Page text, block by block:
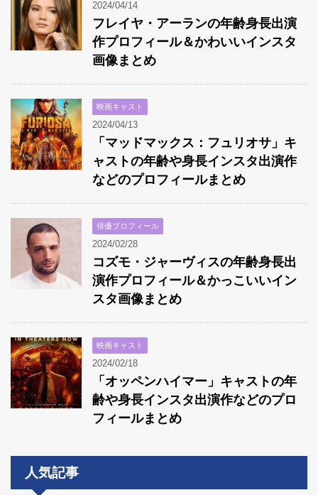
2024/04/14
フレイヤ・アーランの年齢身長出演
作プロフィール＆かわいいインスタ
画像まとめ
映画キャスト
2024/04/13
「マッドマックス：フュリオサ」キ
ャストの年齢や身長インスタ出演作
などのプロフィールまとめ
俳優プロフィール
2024/02/28
コズモ・ジャーヴィスの年齢身長出
演作プロフィール＆かっこいいイン
スタ画像まとめ
映画キャスト
2024/02/18
「オッペンハイマー」キャストの年
齢や身長インスタ出演作などのプロ
フィールまとめ
人気記事